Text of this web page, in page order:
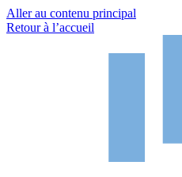
Aller au contenu principal
Retour à l’accueil